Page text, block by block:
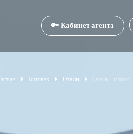
🔑 Кабинет агента
Бишкек Отели Отель Lumarc